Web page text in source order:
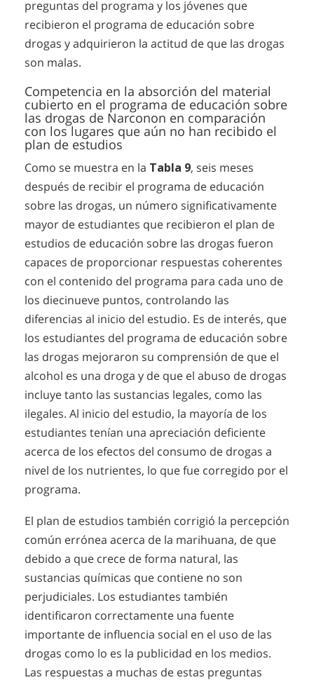
preguntas del programa y los jóvenes que
recibieron el programa de educación sobre
drogas y adquirieron la actitud de que las drogas
son malas.
Competencia en la absorción del material
cubierto en el programa de educación sobre
las drogas de Narconon en comparación
con los lugares que aún no han recibido el
plan de estudios
Como se muestra en la Tabla 9, seis meses
después de recibir el programa de educación
sobre las drogas, un número significativamente
mayor de estudiantes que recibieron el plan de
estudios de educación sobre las drogas fueron
capaces de proporcionar respuestas coherentes
con el contenido del programa para cada uno de
los diecinueve puntos, controlando las
diferencias al inicio del estudio. Es de interés, que
los estudiantes del programa de educación sobre
las drogas mejoraron su comprensión de que el
alcohol es una droga y de que el abuso de drogas
incluye tanto las sustancias legales, como las
ilegales. Al inicio del estudio, la mayoría de los
estudiantes tenían una apreciación deficiente
acerca de los efectos del consumo de drogas a
nivel de los nutrientes, lo que fue corregido por el
programa.
El plan de estudios también corrigió la percepción
común errónea acerca de la marihuana, de que
debido a que crece de forma natural, las
sustancias químicas que contiene no son
perjudiciales. Los estudiantes también
identificaron correctamente una fuente
importante de influencia social en el uso de las
drogas como lo es la publicidad en los medios.
Las respuestas a muchas de estas preguntas